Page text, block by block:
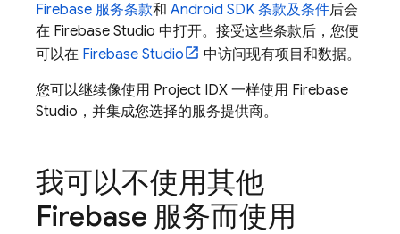
Firebase 服务条款和 Android SDK 条款及条件后会
在 Firebase Studio 中打开。接受这些条款后，您便
可以在 Firebase Studio
中访问现有项目和数据。
您可以继续像使用 Project IDX 一样使用 Firebase
Studio ，并集成您选择的服务提供商。
我可以不使用其他
Firebase 服务而使用